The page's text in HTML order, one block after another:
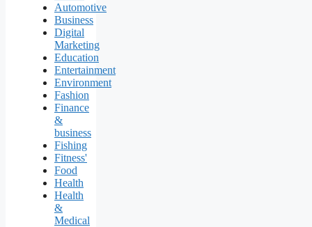
Automotive
Business
Digital
Marketing
Education
Entertainment
Environment
Fashion
Finance
&
business
Fishing
Fitness'
Food
Health
Health
&
Medical